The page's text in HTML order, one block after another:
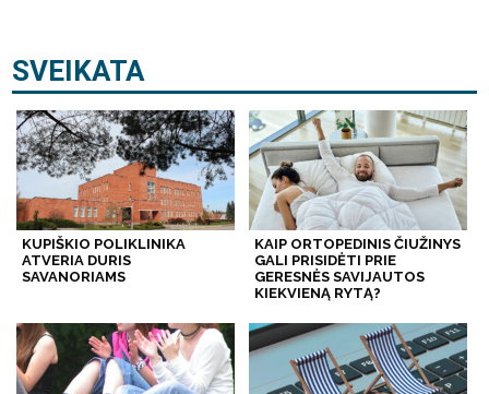
SVEIKATA
KUPIŠKIO POLIKLINIKA
ATVERIA DURIS
SAVANORIAMS
KAIP ORTOPEDINIS ČIUŽINYS
GALI PRISIDĖTI PRIE
GERESNĖS SAVIJAUTOS
KIEKVIENĄ RYTĄ?